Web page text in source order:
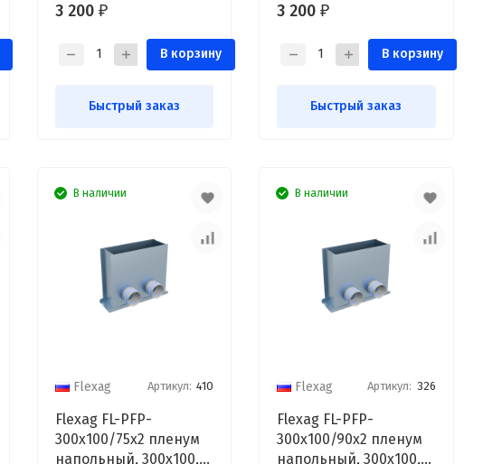
3 выхода FLD
3 200 ₽
В корзину
Быстрый заказ
выход FLD
3 200 ₽
В корзину
Быстрый заказ
В наличии
Flexag Артикул: 410
Flexag FL-PFP-
300x100/75x2 пленум
напольный, 300x100,
В наличии
Flexag Артикул: 326
Flexag FL-PFP-
300x100/90x2 пленум
напольный, 300x100,